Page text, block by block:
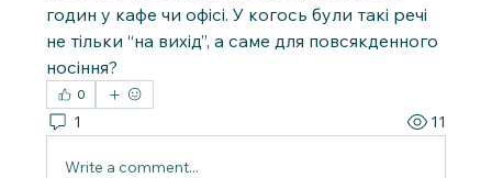
годин у кафе чи офісі. У когось були такі речі
не тільки “на вихід”, а саме для повсякденного
носіння?
0
1 11
Write a comment...